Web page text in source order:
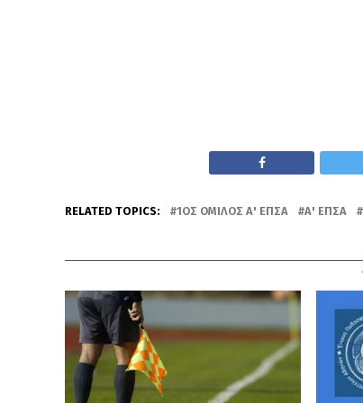
RELATED TOPICS: 1ΟΣ ΌΜΙΛΟΣ Α' ΕΠΣΑ Α' ΕΠΣΑ